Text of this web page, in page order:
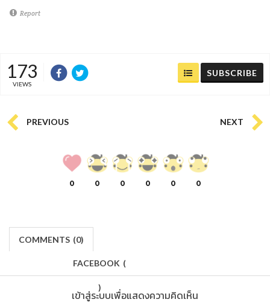
Report
173
VIEWS
SUBSCRIBE
PREVIOUS NEXT
0 0 0 0 0 0
COMMENTS (0)
FACEBOOK (
)
เข้าสู่ระบบเพื่อแสดงความคิดเห็น